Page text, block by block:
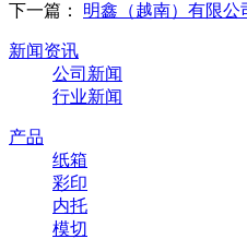
下一篇： 明鑫（越南）有限公
新闻资讯
公司新闻
行业新闻
产品
纸箱
彩印
内托
模切